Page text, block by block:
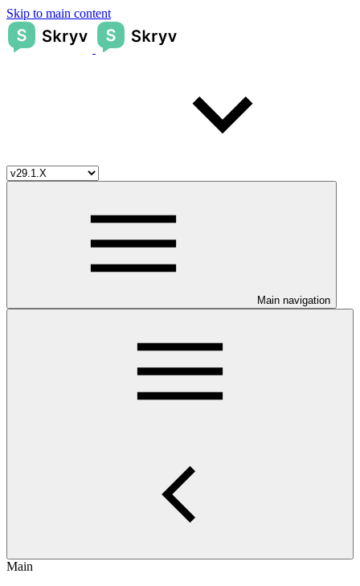
Skip to main content
Main navigation
Main